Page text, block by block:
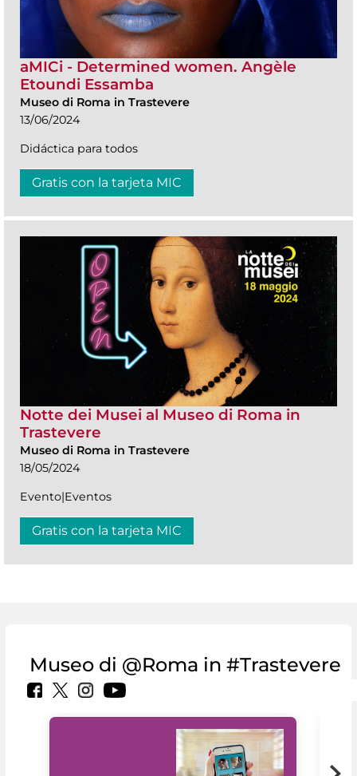
aMICi - Determined women. Angèle
Etoundi Essamba
Museo di Roma in Trastevere
13/06/2024
Didáctica para todos
Gratis con la tarjeta MIC
Notte dei Musei al Museo di Roma in
Trastevere
Museo di Roma in Trastevere
18/05/2024
Evento|Eventos
Gratis con la tarjeta MIC
Museo di @Roma in #Trastevere